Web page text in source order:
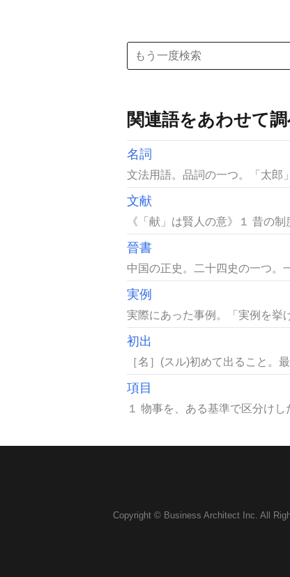
関連語をあわせて
名詞
文法用語。品詞の一つ。「太郎
文献
《「献」は賢人の意》１ 昔の
晉書
中国の正史。二十四史の一つ。
実例
実際にあった事例。「実例を挙
初出
［名］(スル)初めて出ること。
項目
１ 物事を、ある基準で区分け
Copyright © Business Architect Inc. All